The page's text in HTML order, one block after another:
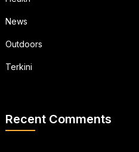
News
Outdoors
Terkini
Recent Comments